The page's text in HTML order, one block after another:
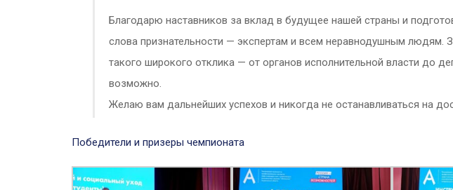
Благодарю наставников за вклад в будущее нашей страны и
слова признательности — экспертам и всем неравнодушным людям.
такого широкого отклика — от органов исполнительной власти до
возможно.
Желаю вам дальнейших успехов и никогда не останавливаться на
Победители и призеры чемпионата